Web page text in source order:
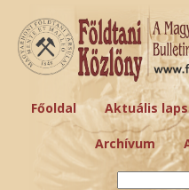
Főoldal Aktuális
Archívum